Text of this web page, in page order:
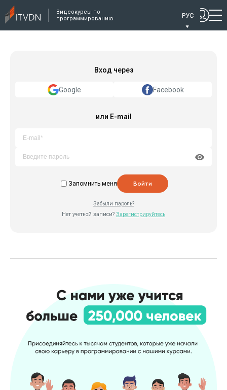
Видеокурсы по
программированию
РУС
Вход через
Google Facebook
или E-mail
Запомнить меня Войти
Забыли пароль?
Нет учетной записи? Зарегистрируйтесь